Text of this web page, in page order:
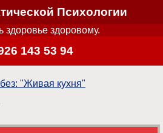
Психологии
здоровье здоровому.
143 53 94
"Живая кухня"